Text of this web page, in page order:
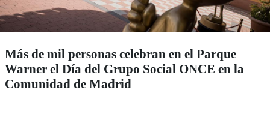
Más de mil personas celebran en el Parque
Warner el Día del Grupo Social ONCE en la
Comunidad de Madrid